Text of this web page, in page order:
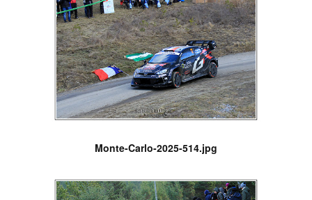
Monte-Carlo-2025-514.jpg